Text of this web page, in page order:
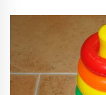
Openingstijden